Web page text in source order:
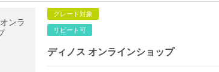
グレード対象
リピート可
ディノス オンラインショップ